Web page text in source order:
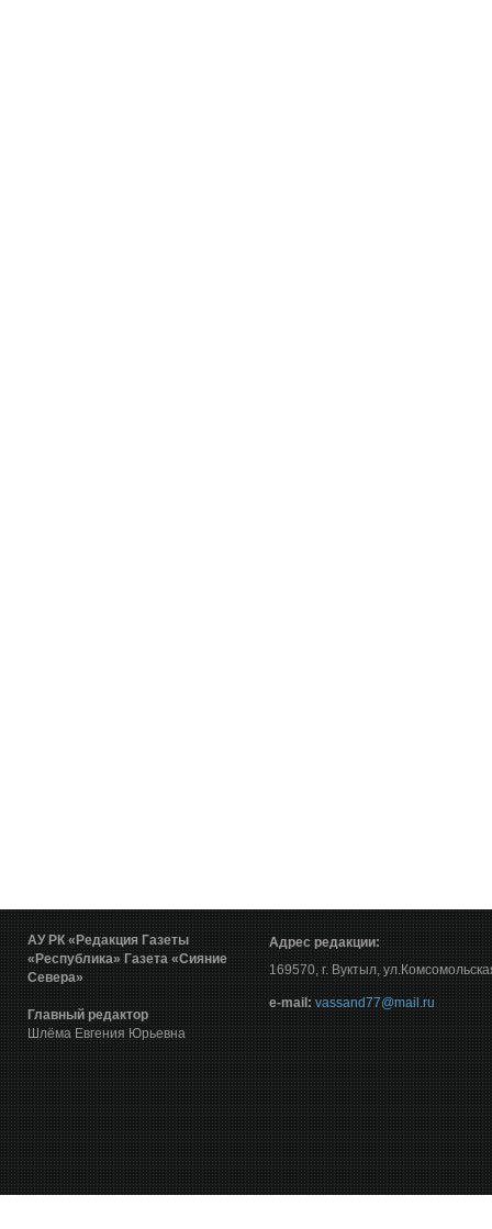
АУ РК «Редакция Газеты
«Республика» Газета «Сияние
Севера»
Главный редактор
Шлёма Евгения Юрьевна
Адрес редакции:
169570, г. Вуктыл,
е-mail: vassand77@mail.ru